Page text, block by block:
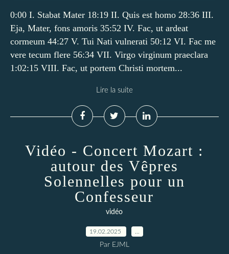
0:00 I. Stabat Mater 18:19 II. Quis est homo 28:36 III.
Eja, Mater, fons amoris 35:52 IV. Fac, ut ardeat
cormeum 44:27 V. Tui Nati vulnerati 50:12 VI. Fac me
vere tecum flere 56:34 VII. Virgo virginum praeclara
1:02:15 VIII. Fac, ut portem Christi mortem...
Lire la suite
Vidéo - Concert Mozart :
autour des Vêpres
Solennelles pour un
Confesseur
vidéo
19.02.2025
Par EJML